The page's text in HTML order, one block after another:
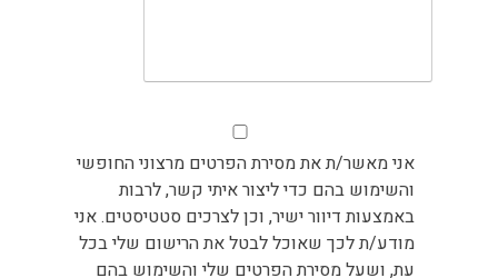
אני מאשר/ת את מסירת הפרטים מרצוני החופשי
והשימוש בהם כדי ליצור איתי קשר, לרבות
באמצעות דיוור ישיר, וכן לצרכים סטטיסטים. אני
מודע/ת לכך שאוכל לבטל את הרישום שלי בכל
עת, ושעל מסירת הפרטים שלי והשימוש בהם